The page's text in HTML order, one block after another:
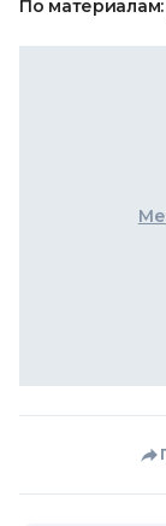
По материалам: